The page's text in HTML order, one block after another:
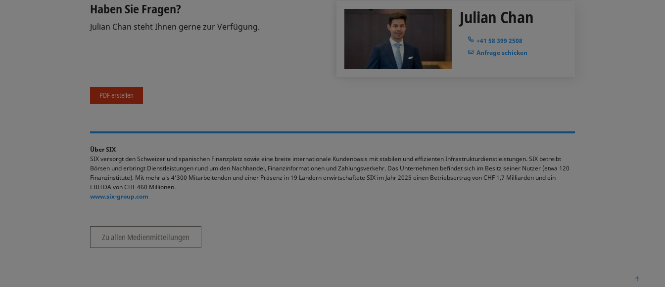
Haben Sie Fragen?
Julian Chan steht Ihnen gerne zur Verfügung. Julian Chan
+41 58 399 2508
Anfrage schicken
PDF erstellen
Über SIX
SIX versorgt den Schweizer und spanischen Finanzplatz sowie eine breite internationale Kundenbasis mit stabilen und effizienten Infrastrukturdienstleistungen. SIX betreibt
Börsen und erbringt Dienstleistungen rund um den Nachhandel, Finanzinformationen und Zahlungsverkehr. Das Unternehmen befindet sich im Besitz seiner Nutzer (etwa 120
Finanzinstitute). Mit mehr als 4’300 Mitarbeitenden und einer Präsenz in 19 Ländern erwirtschaftete SIX im Jahr 2025 einen Betriebsertrag von CHF 1,7 Milliarden und ein
EBITDA von CHF 460 Millionen.
www.six-group.com
Zu allen Medienmitteilungen